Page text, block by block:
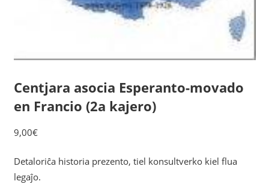
Centjara asocia Esperanto-movado
en Francio (2a kajero)
9,00€
Detaloriĉa historia prezento, tiel konsultverko kiel flua
legaĵo.